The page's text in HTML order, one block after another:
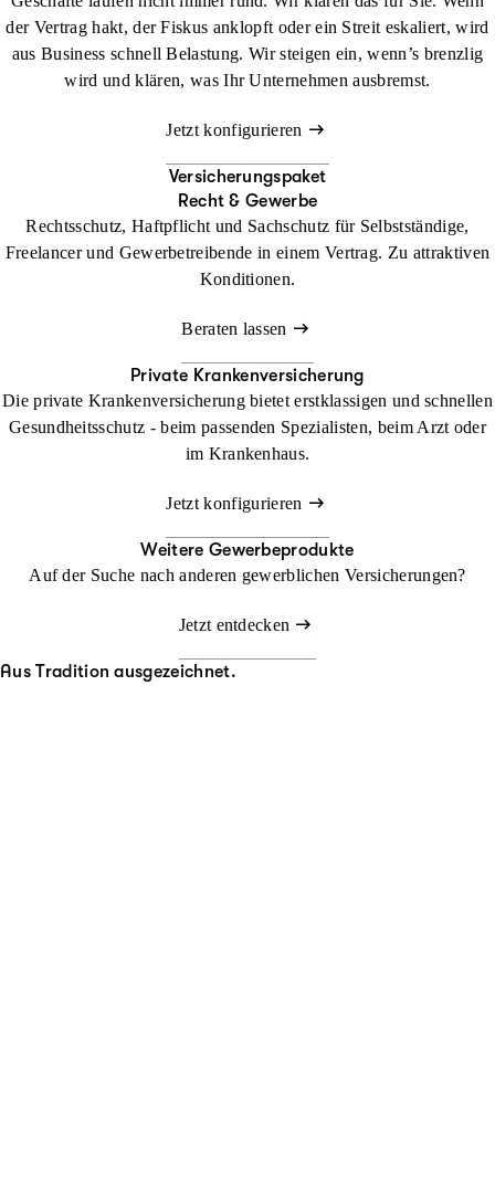
der Vertrag hakt, der Fiskus anklopft oder ein Streit eskaliert, wird
aus Business schnell Belastung. Wir steigen ein, wenn’s brenzlig
wird und klären, was Ihr Unternehmen ausbremst.
Jetzt konfigurieren
Versicherungspaket
Recht & Gewerbe
Rechtsschutz, Haftpflicht und Sachschutz für Selbstständige,
Freelancer und Gewerbetreibende in einem Vertrag. Zu attraktiven
Konditionen.
Beraten lassen
Private Krankenversicherung
Die private Krankenversicherung bietet erstklassigen und schnellen
Gesundheitsschutz - beim passenden Spezialisten, beim Arzt oder
im Krankenhaus.
Jetzt konfigurieren
Weitere Gewerbeprodukte
Auf der Suche nach anderen gewerblichen Versicherungen?
Jetzt entdecken
Aus Tradition ausgezeichnet.